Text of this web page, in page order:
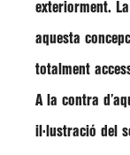
exteriorment.
aquesta
totalment
A la contra
il·lustració del